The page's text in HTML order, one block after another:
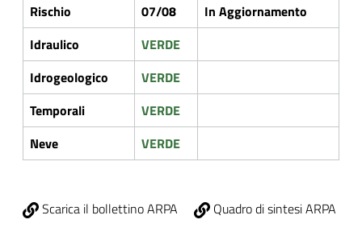
Rischio
07/08
In Aggiornamento
Idraulico
VERDE
Idrogeologico
VERDE
Temporali
VERDE
Neve
VERDE
Scarica il bollettino ARPA Quadro di sintesi ARPA